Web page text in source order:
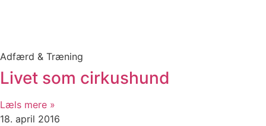
Adfærd & Træning
Livet som cirkushund
Læls mere »
18. april 2016